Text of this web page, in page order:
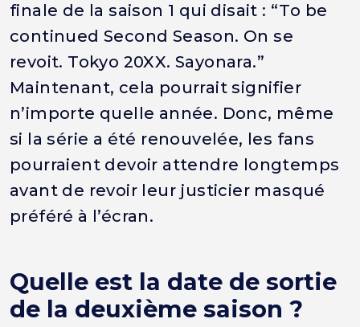
finale de la saison 1 qui disait : “To be
continued Second Season. On se
revoit. Tokyo 20XX. Sayonara.”
Maintenant, cela pourrait signifier
n’importe quelle année. Donc, même
si la série a été renouvelée, les fans
pourraient devoir attendre longtemps
avant de revoir leur justicier masqué
préféré à l’écran.
Quelle est la date de sortie
de la deuxième saison ?